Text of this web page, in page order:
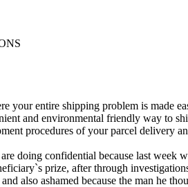
your entire shipping problem is made
and environmental friendly way to
procedures of your parcel delivery
doing confidential because last week
prize, after through
also ashamed because the man he